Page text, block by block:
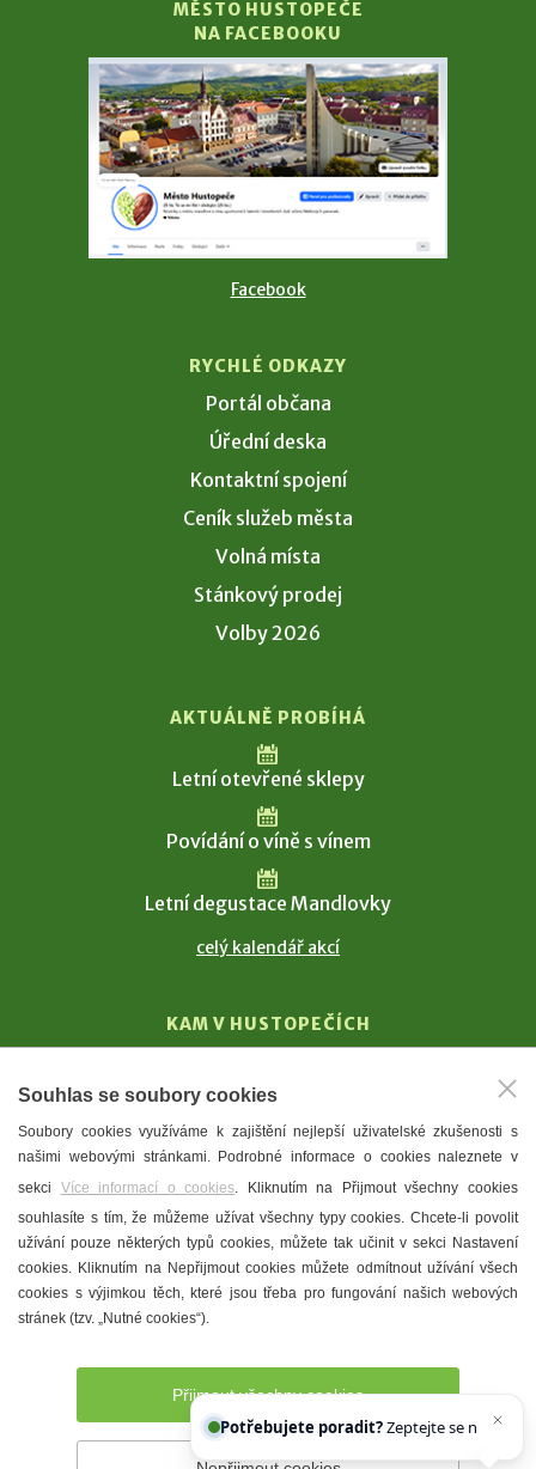
MĚSTO HUSTOPEČE
NA FACEBOOKU
Facebook
RYCHLÉ ODKAZY
Portál občana
Úřední deska
Kontaktní spojení
Ceník služeb města
Volná místa
Stánkový prodej
Volby 2026
AKTUÁLNĚ PROBÍHÁ
Letní otevřené sklepy
Povídání o víně s vínem
Letní degustace Mandlovky
celý kalendář akcí
KAM V HUSTOPEČÍCH
T. G. Masaryk
Mandloně
Ubytování
Restaurace
Městské muzeum a galerie
Denní meníčka
Souhlas se soubory cookies
Soubory cookies využíváme k zajištění nejlepší uživatelské zkušenosti s
našimi webovými stránkami. Podrobné informace o cookies naleznete v
sekci Více informací o cookies. Kliknutím na Přijmout všechny cookies
souhlasíte s tím, že můžeme užívat všechny typy cookies. Chcete-li povolit
užívání pouze některých typů cookies, můžete tak učinit v sekci Nastavení
cookies. Kliknutím na Nepřijmout cookies můžete odmítnout užívání všech
cookies s výjimkou těch, které jsou třeba pro fungování našich webových
stránek (tzv. „Nutné cookies“).
Přijmout všechny cookies
Potřebujete poradit?Zeptejte se našeho asisten